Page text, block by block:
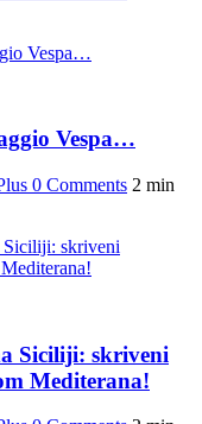
Vespa…
0 Comments 2 min
Siciliji: skriveni
Mediterana!